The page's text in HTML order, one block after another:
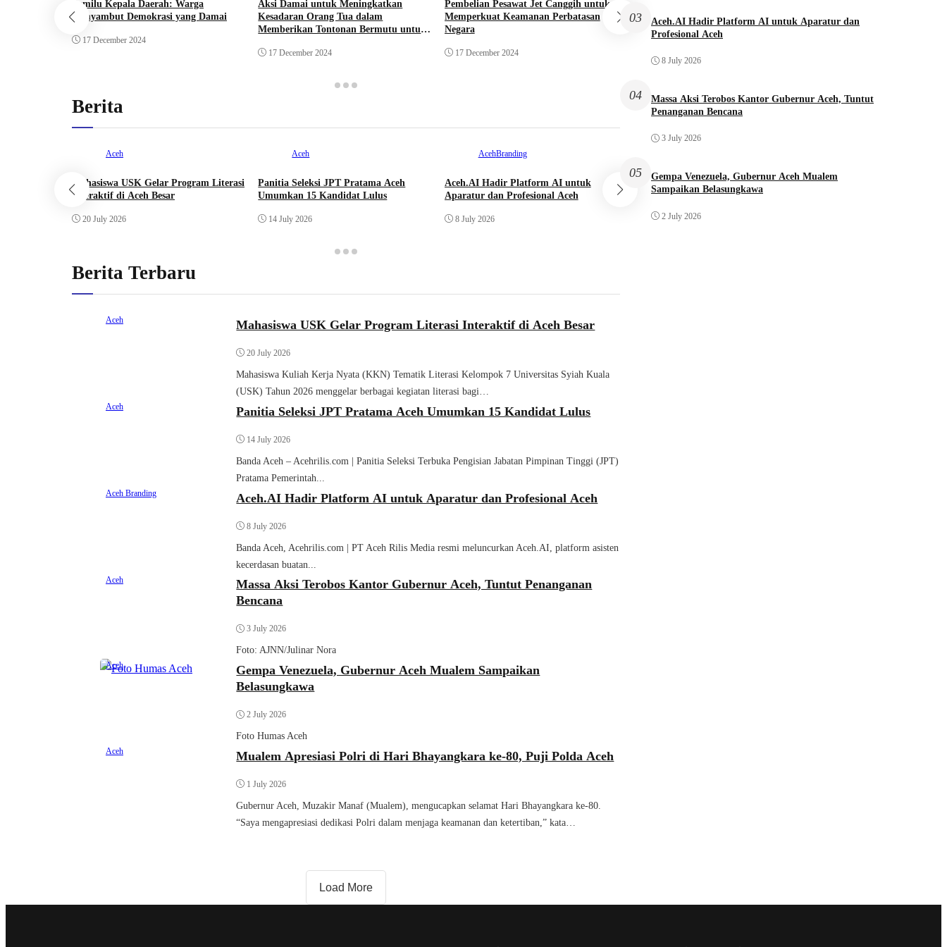
Pemilu Kepala Daerah: Warga
Menyambut Demokrasi yang Damai
17 December 2024
Aksi Damai untuk Meningkatkan
Kesadaran Orang Tua dalam
Memberikan Tontonan Bermutu untuk
17 December 2024
Pembelian Pesawat Jet Canggih untuk
Memperkuat Keamanan Perbatasan
Negara
17 December 2024
Berita
Aceh
Mahasiswa USK Gelar Program Literasi
Interaktif di Aceh Besar
20 July 2026
Aceh
Panitia Seleksi JPT Pratama Aceh
Umumkan 15 Kandidat Lulus
14 July 2026
AcehBranding
Aceh.AI Hadir Platform AI untuk
Aparatur dan Profesional Aceh
8 July 2026
Massa Aksi Terobos Kantor Gubernur
Aceh, Tuntut Penanganan Bencana
3 July 2026
Gempa Venezuela, Gubernur
Berita Terbaru
Aceh Mahasiswa USK Gelar Program Literasi Interaktif di Aceh Besar
20 July 2026
Mahasiswa Kuliah Kerja Nyata (KKN) Tematik Literasi Kelompok 7 Universitas Syiah Kuala
(USK) Tahun 2026 menggelar berbagai kegiatan literasi bagi…
Aceh Panitia Seleksi JPT Pratama Aceh Umumkan 15 Kandidat Lulus
14 July 2026
Banda Aceh – Acehrilis.com | Panitia Seleksi Terbuka Pengisian Jabatan Pimpinan Tinggi (JPT)
Pratama Pemerintah...
Aceh Branding Aceh.AI Hadir Platform AI untuk Aparatur dan Profesional Aceh
8 July 2026
Banda Aceh, Acehrilis.com | PT Aceh Rilis Media resmi meluncurkan Aceh.AI, platform asisten
kecerdasan buatan...
Aceh
Massa Aksi Terobos Kantor Gubernur Aceh, Tuntut Penanganan
Bencana
3 July 2026
Foto: AJNN/Julinar Nora
Aceh
Gempa Venezuela, Gubernur Aceh Mualem Sampaikan
Belasungkawa
2 July 2026
Foto Humas Aceh
Aceh Mualem Apresiasi Polri di Hari Bhayangkara ke-80, Puji Polda Aceh
1 July 2026
Gubernur Aceh, Muzakir Manaf (Mualem), mengucapkan selamat Hari Bhayangkara ke-80.
“Saya mengapresiasi dedikasi Polri dalam menjaga keamanan dan ketertiban,” kata…
Load More
03
Aceh.AI Hadir Platform AI untuk Aparatur dan
Profesional Aceh
8 July 2026
04
Massa Aksi Terobos Kantor Gubernur Aceh, Tuntut
Penanganan Bencana
3 July 2026
05
Gempa Venezuela, Gubernur Aceh Mualem
Sampaikan Belasungkawa
2 July 2026